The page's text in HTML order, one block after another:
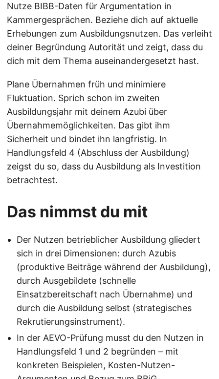
Nutze BIBB-Daten für Argumentation in
Kammergesprächen. Beziehe dich auf aktuelle
Erhebungen zum Ausbildungsnutzen. Das verleiht
deiner Begründung Autorität und zeigt, dass du
dich mit dem Thema auseinandergesetzt hast.
Plane Übernahmen früh und minimiere
Fluktuation. Sprich schon im zweiten
Ausbildungsjahr mit deinem Azubi über
Übernahmemöglichkeiten. Das gibt ihm
Sicherheit und bindet ihn langfristig. In
Handlungsfeld 4 (Abschluss der Ausbildung)
zeigst du so, dass du Ausbildung als Investition
betrachtest.
Das nimmst du mit
Der Nutzen betrieblicher Ausbildung gliedert
sich in drei Dimensionen: durch Azubis
(produktive Beiträge während der Ausbildung),
durch Ausgebildete (schnelle
Einsatzbereitschaft nach Übernahme) und
durch die Ausbildung selbst (strategisches
Rekrutierungsinstrument).
In der AEVO-Prüfung musst du den Nutzen in
Handlungsfeld 1 und 2 begründen – mit
konkreten Beispielen, Kosten-Nutzen-